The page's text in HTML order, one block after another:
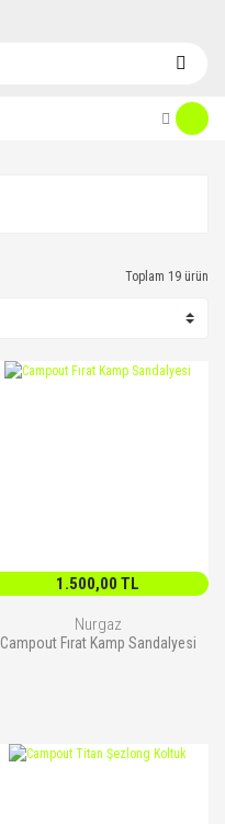
Toplam 19 ürün
1.500,00 TL
Nurgaz
Campout Fırat Kamp Sandalyesi